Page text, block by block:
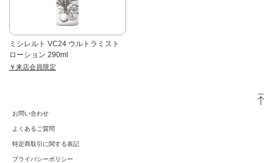
ミシレルト VC24 ウルトラミスト
ローション 290ml
￥来店会員限定
お問い合わせ
よくあるご質問
特定商取引に関する表記
プライバシーポリシー